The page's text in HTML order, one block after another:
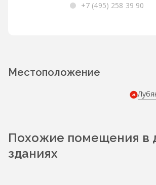
+7 (495) 258 39 90
Местоположение
Похожие помещения в
зданиях